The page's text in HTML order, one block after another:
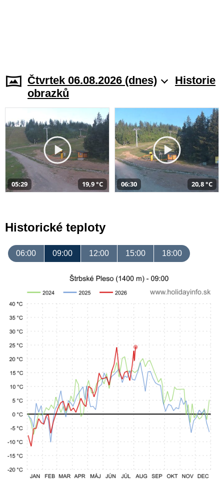
Čtvrtek 06.08.2026 (dnes)
Historie
obrazků
05:29 19,9 °C 06:30 20,8 °C
Historické teploty
06:00 09:00 12:00 15:00 18:00